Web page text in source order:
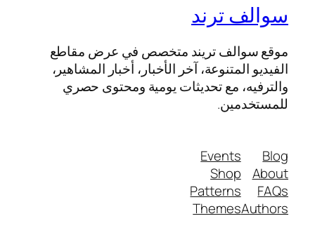
سوالف ترند
موقع سوالف تريند متخصص في عرض مقاطع
الفيديو المتنوعة، آخر الأخبار، أخبار المشاهير،
والترفيه، مع تحديثات يومية ومحتوى حصري
للمستخدمين.
Blog
About
FAQs
Authors
Events
Shop
Patterns
Themes